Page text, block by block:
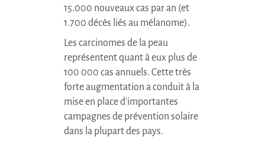
15.000 nouveaux cas par an (et
1.700 décès liés au mélanome).
Les carcinomes de la peau
représentent quant à eux plus de
100 000 cas annuels. Cette très
forte augmentation a conduit à la
mise en place d'importantes
campagnes de prévention solaire
dans la plupart des pays.